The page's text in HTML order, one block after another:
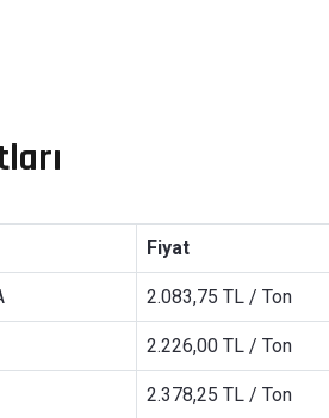
Fiyat
2.083,75 TL / Ton
2.226,00 TL / Ton
2.378,25 TL / Ton